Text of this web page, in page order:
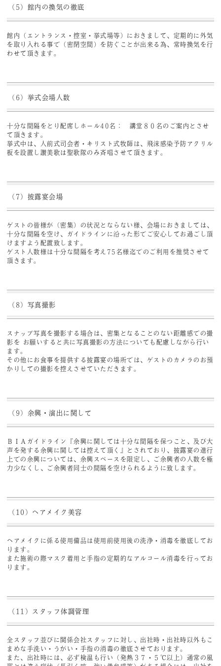
（5）館内の換気の徹底
館内（エントランス・控室・挙式場等）におきまして、定期的に外気
を取り入れる事で（密閉空間）を防ぐことが出来る為、常時換気を行
わせて頂きます。
（6）挙式会場人数
十分な間隔をとり配席しホール40名： 講堂８０名のご案内とさせ
て頂きます。
挙式中は、人前式司会者・キリスト式牧師は、飛沫感染予防アクリル
板を設置し讃美歌は聖歌隊のみ斉唱させて頂きます。
（7）披露宴会場
ゲストの皆様が（密集）の状況とならない様、会場におきましては、
十分な間隔を空け、ガイドラインに沿った形でご安心してお過ごし頂
けますよう配置致します。
ゲスト人数様は十分な間隔を考え75名様迄でのご利用を推奨させて
頂きます。
（8）写真撮影
スナップ写真を撮影する場合は、密集となることのない距離感での撮
影を お願いすると共に写真撮影の方法についても配慮しながら行い
ます。
その他にお食事を提供する披露宴の場所では、ゲストのカメラのお預
かりしての撮影を控えさせていただきます。
（9）余興・演出に関して
ＢＩＡガイドライン『余興に関しては十分な間隔を保つこと、及び大
声を発する余興に関しては控えて頂く』とされており、披露宴の進行
上での余興については、余興スペースを限定し、ご余興者の人数を極
力少なくし、ご余興者同士の間隔を空けられるように致します。
（10）ヘアメイク美容
ヘアメイクに係る使用備品は使用前使用後の洗浄・消毒を徹底してお
ります。
また施術の際マスク着用と手指の定期的なアルコール消毒を行ってお
ります。
（11）スタッフ体調管理
全スタッフ並びに関係会社スタッフに対し、出社時・出社時以外もこ
まめな手洗い・うがい・手指の消毒の徹底させております。
また、出社時には、必ず検温も行い（発熱３７・５℃以上）通常の風